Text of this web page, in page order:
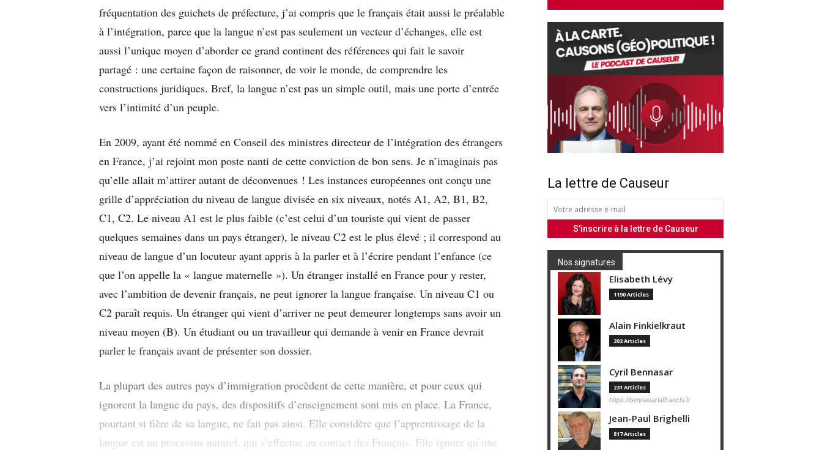
fréquentation des guichets de préfecture, j’ai compris que le français était aussi le préalable
à l’intégration, parce que la langue n’est pas seulement un vecteur d’échanges, elle est
aussi l’unique moyen d’aborder ce grand continent des références qui fait le savoir
partagé : une certaine façon de raisonner, de voir le monde, de comprendre les
constructions juridiques. Bref, la langue n’est pas un simple outil, mais une porte d’entrée
vers l’intimité d’un peuple.
En 2009, ayant été nommé en Conseil des ministres directeur de l’intégration des étrangers
en France, j’ai rejoint mon poste nanti de cette conviction de bon sens. Je n’imaginais pas
qu’elle allait m’attirer autant de déconvenues ! Les instances européennes ont conçu une
grille d’appréciation du niveau de langue divisée en six niveaux, notés A1, A2, B1, B2,
C1, C2. Le niveau A1 est le plus faible (c’est celui d’un touriste qui vient de passer
quelques semaines dans un pays étranger), le niveau C2 est le plus élevé ; il correspond au
niveau de langue d’un locuteur ayant appris à la parler et à l’écrire pendant l’enfance (ce
que l’on appelle la « langue maternelle »). Un étranger installé en France pour y rester,
avec l’ambition de devenir français, ne peut ignorer la langue française. Un niveau C1 ou
C2 paraît requis. Un étranger qui vient d’arriver ne peut demeurer longtemps sans avoir un
niveau moyen (B). Un étudiant ou un travailleur qui demande à venir en France devrait
parler le français avant de présenter son dossier.
La plupart des autres pays d’immigration procèdent de cette manière, et pour ceux qui
ignorent la langue du pays, des dispositifs d’enseignement sont mis en place. La France,
pourtant si fière de sa langue, ne fait pas ainsi. Elle considère que l’apprentissage de la
langue est un processus naturel, qui s’effectue au contact des Français. Elle ignore qu’une
La lettre de Causeur
Nos signatures
Elisabeth Lévy
1190 Articles
Alain Finkielkraut
202 Articles
Cyril Bennasar
231 Articles
https://bennasarlaffranchi.fr
Jean-Paul Brighelli
817 Articles